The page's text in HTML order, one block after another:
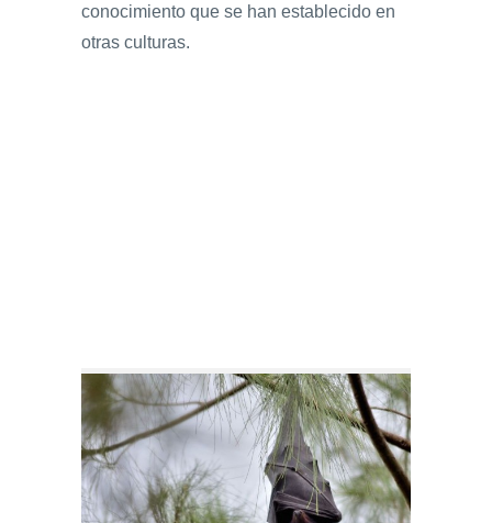
conocimiento que se han establecido en
otras culturas.